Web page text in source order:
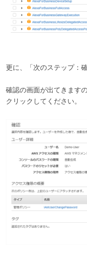
更に、「次のステップ：
確認の画面が出てきます
クリックしてください。